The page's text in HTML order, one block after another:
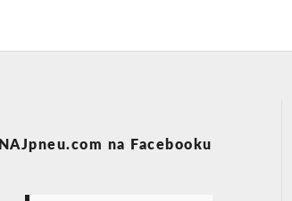
NAJpneu.com na Facebooku